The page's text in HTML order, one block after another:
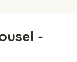
-